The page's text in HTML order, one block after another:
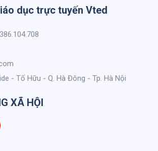
dục trực tuyến Vted
- Tố Hữu - Q. Hà Đông - Tp. Hà Nội
XÃ HỘI